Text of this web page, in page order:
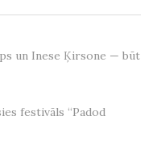
un Inese Ķirsone — būt
festivāls “Padod